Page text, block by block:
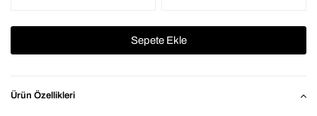
Ürün Özellikleri